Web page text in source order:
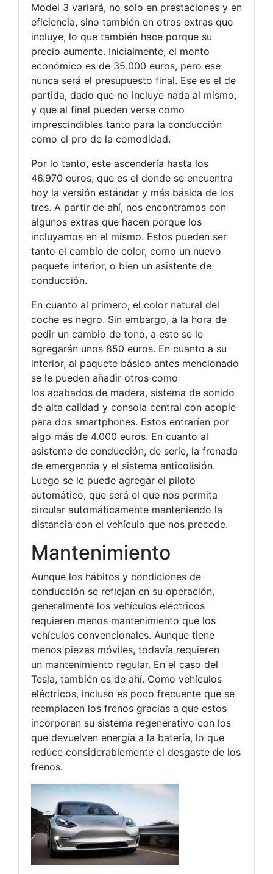
Model 3 variará, no solo en prestaciones y en
eficiencia, sino también en otros extras que
incluye, lo que también hace porque su
precio aumente. Inicialmente, el monto
económico es de 35.000 euros, pero ese
nunca será el presupuesto final. Ese es el de
partida, dado que no incluye nada al mismo,
y que al final pueden verse como
imprescindibles tanto para la conducción
como el pro de la comodidad.
Por lo tanto, este ascendería hasta los
46.970 euros, que es el donde se encuentra
hoy la versión estándar y más básica de los
tres. A partir de ahí, nos encontramos con
algunos extras que hacen porque los
incluyamos en el mismo. Estos pueden ser
tanto el cambio de color, como un nuevo
paquete interior, o bien un asistente de
conducción.
En cuanto al primero, el color natural del
coche es negro. Sin embargo, a la hora de
pedir un cambio de tono, a este se le
agregarán unos 850 euros. En cuanto a su
interior, al paquete básico antes mencionado
se le pueden añadir otros como
los acabados de madera, sistema de sonido
de alta calidad y consola central con acople
para dos smartphones. Estos entrarían por
algo más de 4.000 euros. En cuanto al
asistente de conducción, de serie, la frenada
de emergencia y el sistema anticolisión.
Luego se le puede agregar el piloto
automático, que será el que nos permita
circular automáticamente manteniendo la
distancia con el vehículo que nos precede.
Mantenimiento
Aunque los hábitos y condiciones de
conducción se reflejan en su operación,
generalmente los vehículos eléctricos
requieren menos mantenimiento que los
vehículos convencionales. Aunque tiene
menos piezas móviles, todavía requieren
un mantenimiento regular. En el caso del
Tesla, también es de ahí. Como vehículos
eléctricos, incluso es poco frecuente que se
reemplacen los frenos gracias a que estos
incorporan su sistema regenerativo con los
que devuelven energía a la batería, lo que
reduce considerablemente el desgaste de los
frenos.